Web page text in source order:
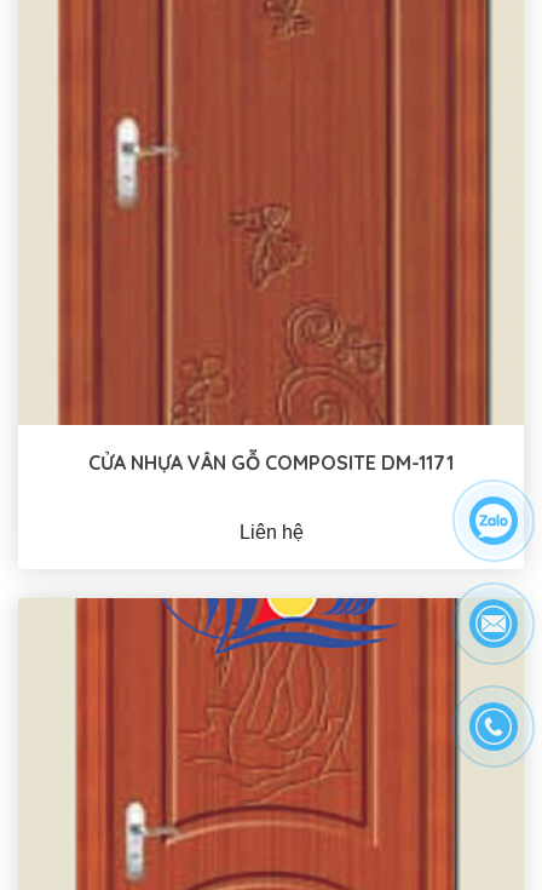
CỬA NHỰA VÂN GỖ COMPOSITE DM-1171
Liên hệ